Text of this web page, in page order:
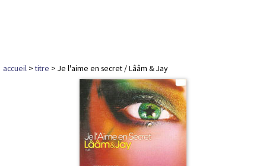
accueil >titre > Je l'aime en secret / Lââm & Jay